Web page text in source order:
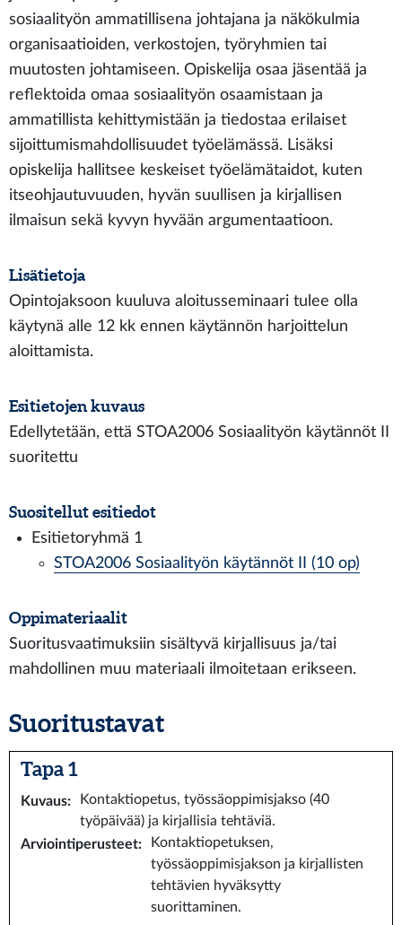
sosiaalityön ammatillisena johtajana ja näkökulmia
organisaatioiden, verkostojen, työryhmien tai
muutosten johtamiseen. Opiskelija osaa jäsentää ja
reflektoida omaa sosiaalityön osaamistaan ja
ammatillista kehittymistään ja tiedostaa erilaiset
sijoittumismahdollisuudet työelämässä. Lisäksi
opiskelija hallitsee keskeiset työelämätaidot, kuten
itseohjautuvuuden, hyvän suullisen ja kirjallisen
ilmaisun sekä kyvyn hyvään argumentaatioon.
Lisätietoja
Opintojaksoon kuuluva aloitusseminaari tulee olla
käytynä alle 12 kk ennen käytännön harjoittelun
aloittamista.
Esitietojen kuvaus
Edellytetään, että STOA2006 Sosiaalityön käytännöt II
suoritettu
Suositellut esitiedot
Esitietoryhmä 1
STOA2006 Sosiaalityön käytännöt II (10 op)
Oppimateriaalit
Suoritusvaatimuksiin sisältyvä kirjallisuus ja/tai
mahdollinen muu materiaali ilmoitetaan erikseen.
Suoritustavat
Tapa 1
Kuvaus:
Kontaktiopetus, työssäoppimisjakso (40
työpäivää) ja kirjallisia tehtäviä.
Arviointiperusteet:
Kontaktiopetuksen,
työssäoppimisjakson ja kirjallisten
tehtävien hyväksytty
suorittaminen.